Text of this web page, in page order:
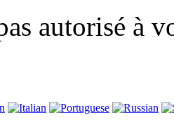
autorisé à